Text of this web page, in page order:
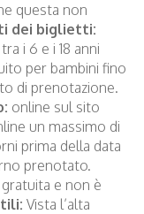
questa non
dei biglietti:
i 6 e i 18 anni
per bambini fino
di prenotazione.
online sul sito
un massimo di
prima della data
prenotato.
e non è
Vista l’alta